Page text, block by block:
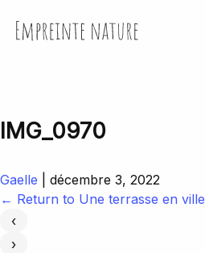
Empreinte Nature
IMG_0970
Gaelle
décembre 3, 2022
← Return to Une terrasse en ville
‹
›